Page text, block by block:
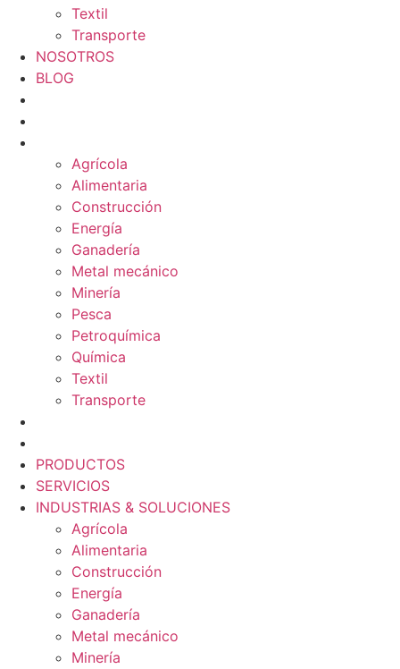
Textil
Transporte
NOSOTROS
BLOG
Agrícola
Alimentaria
Construcción
Energía
Ganadería
Metal mecánico
Minería
Pesca
Petroquímica
Química
Textil
Transporte
PRODUCTOS
SERVICIOS
INDUSTRIAS & SOLUCIONES
Agrícola
Alimentaria
Construcción
Energía
Ganadería
Metal mecánico
Minería